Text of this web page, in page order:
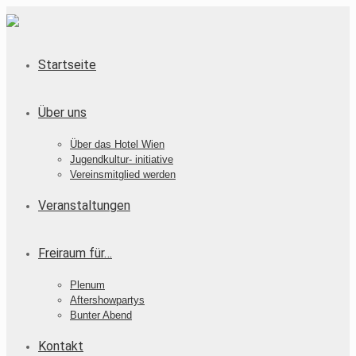
Startseite
Über uns
Über das Hotel Wien
Jugendkultur- initiative
Vereinsmitglied werden
Veranstaltungen
Freiraum für…
Plenum
Aftershowpartys
Bunter Abend
Kontakt